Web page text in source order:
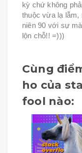
kỳ chứ không
thuộc vừa lạ lẫm,
niên 90 với sự
lộn chỗ!! =)))
Cùng
ho của
fool nào: